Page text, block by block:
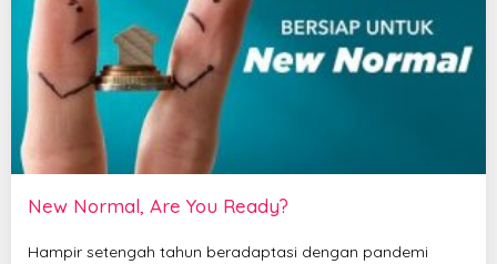
New Normal, Are You Ready?
Hampir setengah tahun beradaptasi dengan pandemi